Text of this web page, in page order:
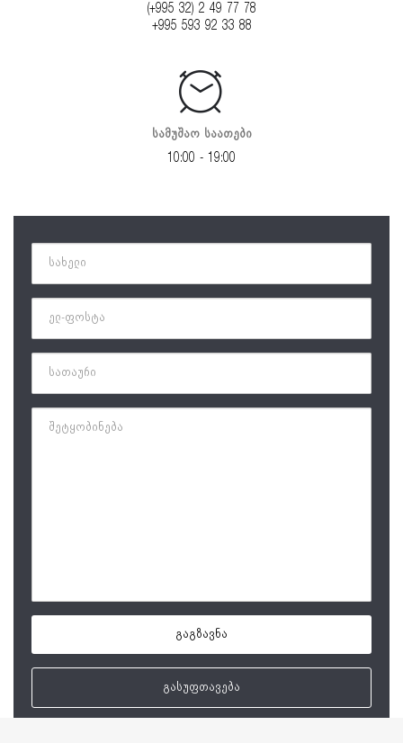
(+995 32) 2 49 77 78
+995 593 92 33 88
სამუშაო საათები
10:00 - 19:00